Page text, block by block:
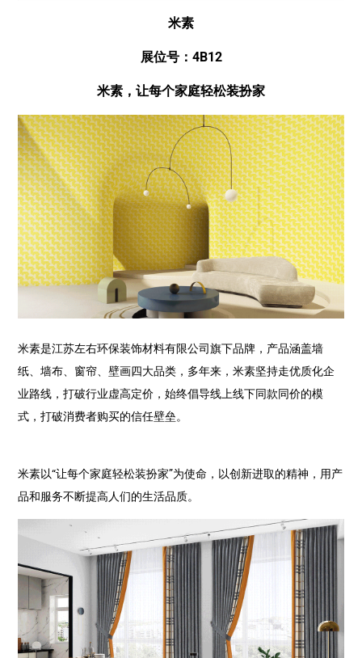
米素
展位号：4B12
米素，让每个家庭轻松装扮家
米素是江苏左右环保装饰材料有限公司旗下品牌，产品涵盖墙
纸、墙布、窗帘、壁画四大品类，多年来，米素坚持走优质化企
业路线，打破行业虚高定价，始终倡导线上线下同款同价的模
式，打破消费者购买的信任壁垒。
米素以“让每个家庭轻松装扮家”为使命，以创新进取的精神，用产
品和服务不断提高人们的生活品质。